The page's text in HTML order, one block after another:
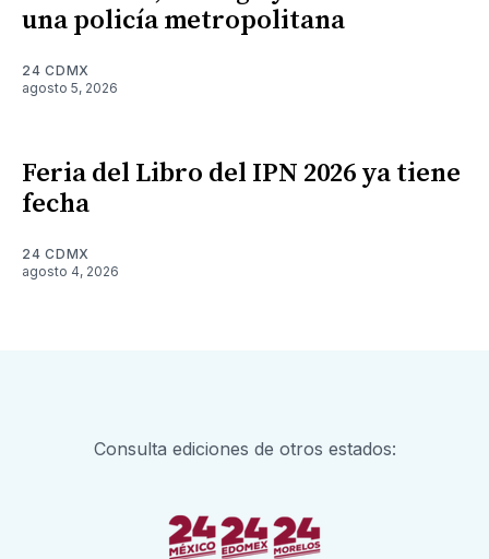
una policía metropolitana
24 CDMX
agosto 5, 2026
Feria del Libro del IPN 2026 ya tiene
fecha
24 CDMX
agosto 4, 2026
Consulta ediciones de otros estados: